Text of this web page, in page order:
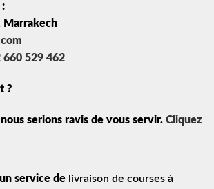
:
Marrakech
660 529 462
?
serions ravis de vous servir. Cliquez
service de livraison de courses à